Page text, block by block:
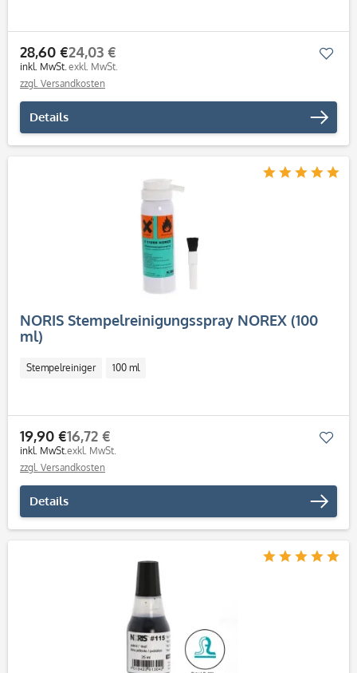
28,60 €
inkl. MwSt.
24,03 €
exkl. MwSt.
zzgl. Versandkosten
Details
NORIS Stempelreinigungsspray NOREX (100
ml)
Stempelreiniger 100 ml
19,90 €
inkl. MwSt.
16,72 €
exkl. MwSt.
zzgl. Versandkosten
Details